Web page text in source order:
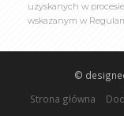
uzyskanych w
wskazanym w
©
Strona główna